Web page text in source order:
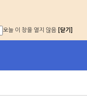
오늘 이 창을 열지 않음 [닫기]